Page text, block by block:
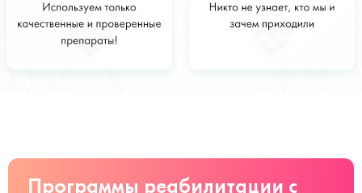
Стоимость
от 12 000
Заказать
Программы реабилитации с